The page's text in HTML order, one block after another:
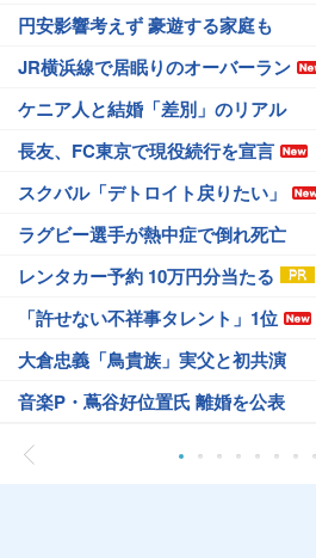
円安影響考えず 豪遊する家庭も
JR横浜線で居眠りのオーバーラン
ケニア人と結婚「差別」のリアル
長友、FC東京で現役続行を宣言
スクバル「デトロイト戻りたい」
ラグビー選手が熱中症で倒れ死亡
レンタカー予約 10万円分当たる
「許せない不祥事タレント」1位
大倉忠義「鳥貴族」実父と初共演
音楽P・蔦谷好位置氏 離婚を公表